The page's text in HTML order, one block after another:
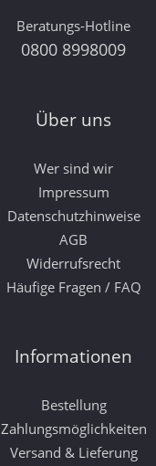
Beratungs-Hotline
0800 8998009
Über uns
Wer sind wir
Impressum
Datenschutzhinweise
AGB
Widerrufsrecht
Häufige Fragen / FAQ
Informationen
Bestellung
Zahlungsmöglichkeiten
Versand & Lieferung